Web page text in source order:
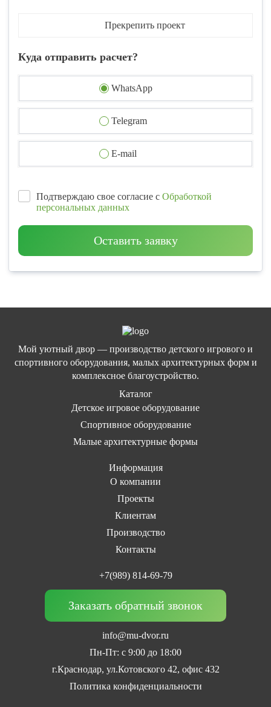
Прекрепить проект
Куда отправить расчет?
WhatsApp
Telegram
E-mail
Подтверждаю свое согласие с Обработкой
персональных данных
Оставить заявку
Мой уютный двор — производство детского игрового и
спортивного оборудования, малых архитектурных форм и
комплексное благоустройство.
Каталог
Детское игровое оборудование
Спортивное оборудование
Малые архитектурные формы
Информация
О компании
Проекты
Клиентам
Производство
Контакты
+7(989) 814-69-79
Заказать обратный звонок
info@mu-dvor.ru
Пн-Пт: с 9:00 до 18:00
г.Краснодар, ул.Котовского 42, офис 432
Политика конфиденциальности